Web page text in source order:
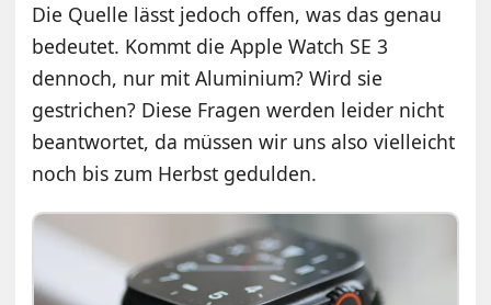
Die Quelle lässt jedoch offen, was das genau
bedeutet. Kommt die Apple Watch SE 3
dennoch, nur mit Aluminium? Wird sie
gestrichen? Diese Fragen werden leider nicht
beantwortet, da müssen wir uns also vielleicht
noch bis zum Herbst gedulden.